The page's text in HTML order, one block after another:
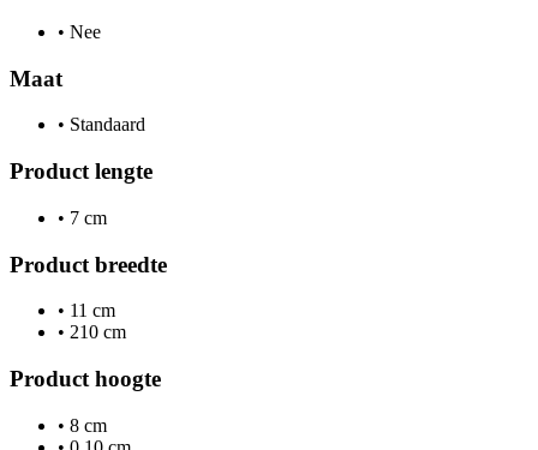
• Nee
Maat
• Standaard
Product lengte
• 7 cm
Product breedte
• 11 cm
• 210 cm
Product hoogte
• 8 cm